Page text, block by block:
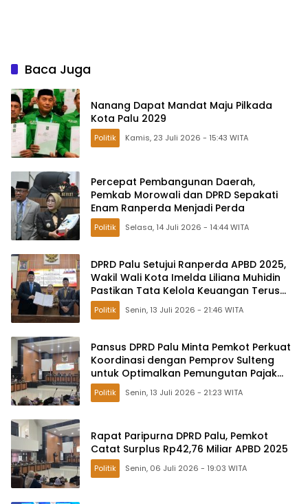
Baca Juga
Nanang Dapat Mandat Maju Pilkada
Kota Palu 2029
Politik Kamis, 23 Juli 2026 - 15:43 WITA
Percepat Pembangunan Daerah,
Pemkab Morowali dan DPRD Sepakati
Enam Ranperda Menjadi Perda
Politik Selasa, 14 Juli 2026 - 14:44 WITA
DPRD Palu Setujui Ranperda APBD 2025,
Wakil Wali Kota Imelda Liliana Muhidin
Pastikan Tata Kelola Keuangan Terus
Dibenahi
Politik Senin, 13 Juli 2026 - 21:46 WITA
Pansus DPRD Palu Minta Pemkot Perkuat
Koordinasi dengan Pemprov Sulteng
untuk Optimalkan Pemungutan Pajak
Tambang
Politik Senin, 13 Juli 2026 - 21:23 WITA
Rapat Paripurna DPRD Palu, Pemkot
Catat Surplus Rp42,76 Miliar APBD 2025
Politik Senin, 06 Juli 2026 - 19:03 WITA